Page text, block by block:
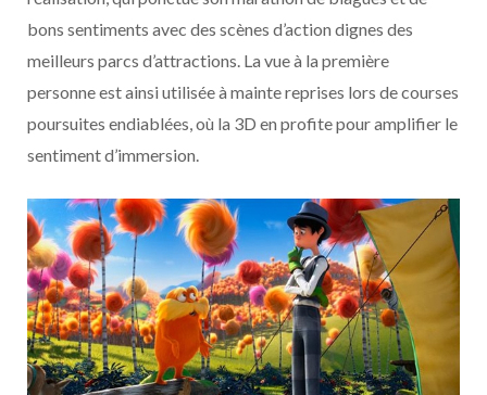
bons sentiments avec des scènes d’action dignes des
meilleurs parcs d’attractions. La vue à la première
personne est ainsi utilisée à mainte reprises lors de courses
poursuites endiablées, où la 3D en profite pour amplifier le
sentiment d’immersion.